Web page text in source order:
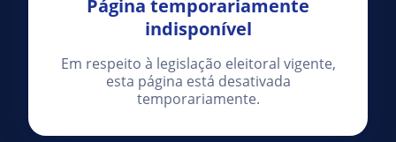
Página temporariamente
indisponível
Em respeito à legislação eleitoral vigente,
esta página está desativada
temporariamente.